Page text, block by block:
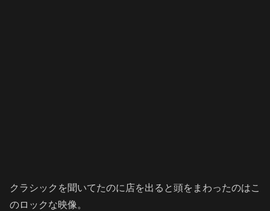
クラシックを聞いてたのに店を出ると頭をまわったのはこ
のロックな映像。